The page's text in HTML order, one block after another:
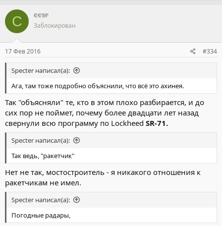
C ccsr
Заблокирован
17 Фев 2016 #334
Specter написал(а):
Ага, там тоже подробно объяснили, что всё это ахинея.
Так "объясняли" те, кто в этом плохо разбирается, и до
сих пор не поймет, почему более двадцати лет назад
свернули всю программу по Lockheed SR-71.
Specter написал(а):
Так ведь, "ракетчик"
Нет не так, мостостроитель - я никакого отношения к
ракетчикам не имел.
Specter написал(а):
Погодные радары,